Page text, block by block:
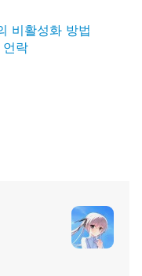
비활성화 방법
언락